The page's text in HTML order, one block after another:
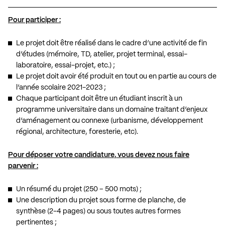
Pour participer :
Le projet doit être réalisé dans le cadre d’une activité de fin
d’études (mémoire, TD, atelier, projet terminal, essai-
laboratoire, essai-projet, etc.) ;
Le projet doit avoir été produit en tout ou en partie au cours de
l’année scolaire 2021-2023 ;
Chaque participant doit être un étudiant inscrit à un
programme universitaire dans un domaine traitant d’enjeux
d’aménagement ou connexe (urbanisme, développement
régional, architecture, foresterie, etc).
Pour déposer votre candidature, vous devez nous faire
parvenir :
Un résumé du projet (250 – 500 mots) ;
Une description du projet sous forme de planche, de
synthèse (2-4 pages) ou sous toutes autres formes
pertinentes ;